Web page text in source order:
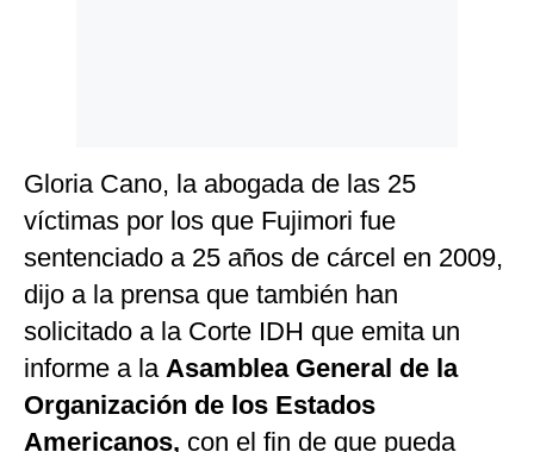
Gloria Cano, la abogada de las 25
víctimas por los que Fujimori fue
sentenciado a 25 años de cárcel en 2009,
dijo a la prensa que también han
solicitado a la Corte IDH que emita un
informe a la Asamblea General de la
Organización de los Estados
Americanos, con el fin de que pueda